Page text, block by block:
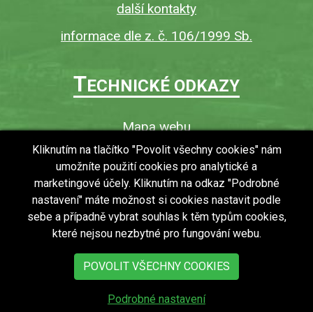
další kontakty
informace dle z. č. 106/1999 Sb.
TECHNICKÉ ODKAZY
Mapa webu
O webu
Povinně zveřejňované informace
Ochrana osobních údajů (GDPR)
Vyhledávání
RSS
Bezbariérový přístup v obci
copyright © 2018 - 2026Obec Zdechovice
Kliknutím na tlačítko "Povolit všechny cookies" nám
umožníte použití cookies pro analytické a
marketingové účely. Kliknutím na odkaz "Podrobné
nastavení" máte možnost si cookies nastavit podle
sebe a případně vybrat souhlas k těm typům cookies,
které nejsou nezbytné pro fungování webu.
POVOLIT VŠECHNY COOKIES
Podrobné nastavení